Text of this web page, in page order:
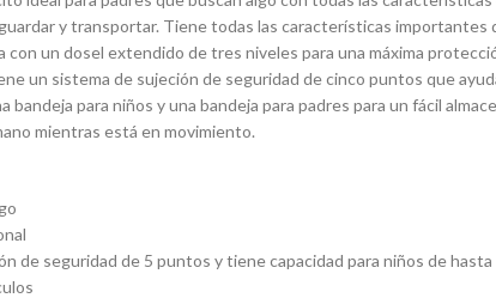
y transportar. Tiene todas las características
un dosel extendido de tres niveles para una máxima
un sistema de sujeción de seguridad de cinco puntos que
para niños y una bandeja para padres para un fácil
mientras está en movimiento.
de seguridad de 5 puntos y tiene capacidad para niños de hasta